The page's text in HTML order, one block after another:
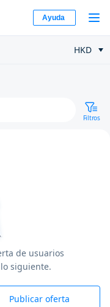
Ayuda
HKD
Filtros
de usuarios
siguiente.
Publicar oferta